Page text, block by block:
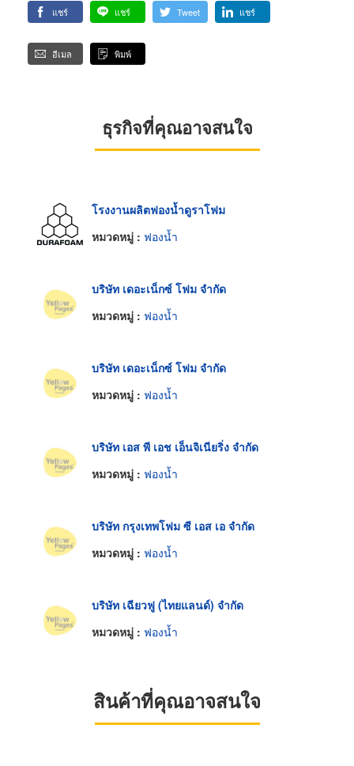
แชร์ แชร์ Tweet แชร์
อีเมล พิมพ์
ธุรกิจที่คุณอาจสนใจ
โรงงานผลิตฟองน้ำดูราโฟม
หมวดหมู่ : ฟองน้ำ
บริษัท เดอะเน็กซ์ โฟม จำกัด
หมวดหมู่ : ฟองน้ำ
บริษัท เดอะเน็กซ์ โฟม จำกัด
หมวดหมู่ : ฟองน้ำ
บริษัท เอส พี เอช เอ็นจิเนียริ่ง จำกัด
หมวดหมู่ : ฟองน้ำ
บริษัท กรุงเทพโฟม ซี เอส เอ จำกัด
หมวดหมู่ : ฟองน้ำ
บริษัท เฉียวฟู (ไทยแลนด์) จำกัด
หมวดหมู่ : ฟองน้ำ
สินค้าที่คุณอาจสนใจ